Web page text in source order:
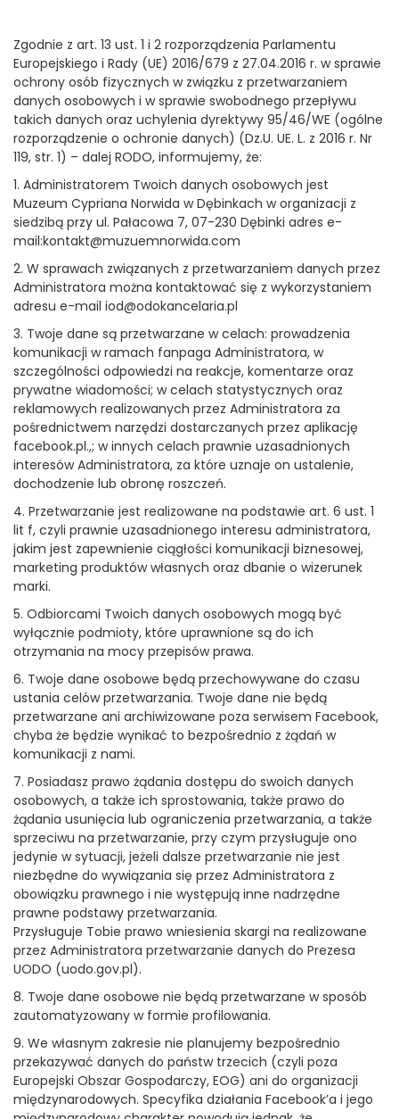
Zgodnie z art. 13 ust. 1 i 2 rozporządzenia Parlamentu
Europejskiego i Rady (UE) 2016/679 z 27.04.2016 r. w sprawie
ochrony osób fizycznych w związku z przetwarzaniem
danych osobowych i w sprawie swobodnego przepływu
takich danych oraz uchylenia dyrektywy 95/46/WE (ogólne
rozporządzenie o ochronie danych) (Dz.U. UE. L. z 2016 r. Nr
119, str. 1) – dalej RODO, informujemy, że:
1. Administratorem Twoich danych osobowych jest
Muzeum Cypriana Norwida w Dębinkach w organizacji z
siedzibą przy ul. Pałacowa 7, 07-230 Dębinki adres e-
mail:kontakt@muzuemnorwida.com
2. W sprawach związanych z przetwarzaniem danych przez
Administratora można kontaktować się z wykorzystaniem
adresu e-mail iod@odokancelaria.pl
3. Twoje dane są przetwarzane w celach: prowadzenia
komunikacji w ramach fanpaga Administratora, w
szczególności odpowiedzi na reakcje, komentarze oraz
prywatne wiadomości; w celach statystycznych oraz
reklamowych realizowanych przez Administratora za
pośrednictwem narzędzi dostarczanych przez aplikację
facebook.pl.,; w innych celach prawnie uzasadnionych
interesów Administratora, za które uznaje on ustalenie,
dochodzenie lub obronę roszczeń.
4. Przetwarzanie jest realizowane na podstawie art. 6 ust. 1
lit f, czyli prawnie uzasadnionego interesu administratora,
jakim jest zapewnienie ciągłości komunikacji biznesowej,
marketing produktów własnych oraz dbanie o wizerunek
marki.
5. Odbiorcami Twoich danych osobowych mogą być
wyłącznie podmioty, które uprawnione są do ich
otrzymania na mocy przepisów prawa.
6. Twoje dane osobowe będą przechowywane do czasu
ustania celów przetwarzania. Twoje dane nie będą
przetwarzane ani archiwizowane poza serwisem Facebook,
chyba że będzie wynikać to bezpośrednio z żądań w
komunikacji z nami.
7. Posiadasz prawo żądania dostępu do swoich danych
osobowych, a także ich sprostowania, także prawo do
żądania usunięcia lub ograniczenia przetwarzania, a także
sprzeciwu na przetwarzanie, przy czym przysługuje ono
jedynie w sytuacji, jeżeli dalsze przetwarzanie nie jest
niezbędne do wywiązania się przez Administratora z
obowiązku prawnego i nie występują inne nadrzędne
prawne podstawy przetwarzania.
Przysługuje Tobie prawo wniesienia skargi na realizowane
przez Administratora przetwarzanie danych do Prezesa
UODO (uodo.gov.pl).
8. Twoje dane osobowe nie będą przetwarzane w sposób
zautomatyzowany w formie profilowania.
9. We własnym zakresie nie planujemy bezpośrednio
przekazywać danych do państw trzecich (czyli poza
Europejski Obszar Gospodarczy, EOG) ani do organizacji
międzynarodowych. Specyfika działania Facebook’a i jego